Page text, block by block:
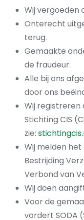
Wij vergoeden
Onterecht
terug.
Gemaakte
de fraudeur.
Alle bij ons
door ons
Wij registreren
Stichting CIS
zie:
Wij melden
Bestrijding
Verbond van
Wij doen
Voor de
vordert SODA